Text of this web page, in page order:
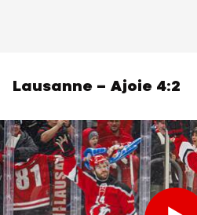
Lausanne – Ajoie 4:2